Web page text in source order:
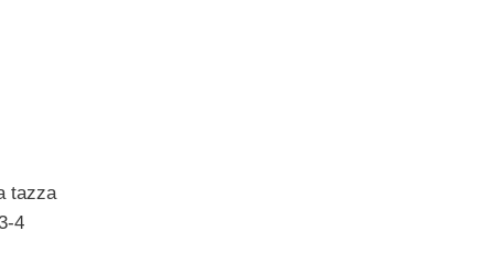
tazza
4